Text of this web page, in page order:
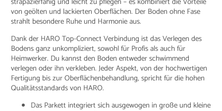
von geölten und lackierten Oberflächen. Der Boden ohne Fase
strahlt besondere Ruhe und Harmonie aus.
Dank der HARO Top-Connect Verbindung ist das Verlegen des
Bodens ganz unkompliziert, sowohl für Profis als auch für
Heimwerker. Du kannst den Boden entweder schwimmend
verlegen oder ihn verkleben. Jeder Aspekt, von der hochwertigen
Fertigung bis zur Oberflächenbehandlung, spricht für die hohen
Qualitätsstandards von HARO.
Das Parkett integriert sich ausgewogen in große und kleine